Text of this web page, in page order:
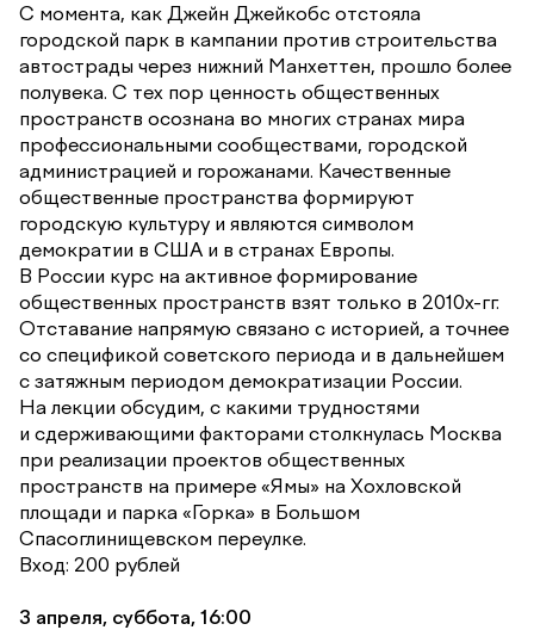
С момента, как Джейн Джейкобс отстояла
городской парк в кампании против строительства
автострады через нижний Манхеттен, прошло более
полувека. С тех пор ценность общественных
пространств осознана во многих странах мира
профессиональными сообществами, городской
администрацией и горожанами. Качественные
общественные пространства формируют
городскую культуру и являются символом
демократии в США и в странах Европы.
В России курс на активное формирование
общественных пространств взят только в 2010х-гг.
Отставание напрямую связано с историей, а точнее
со спецификой советского периода и в дальнейшем
с затяжным периодом демократизации России.
На лекции обсудим, с какими трудностями
и сдерживающими факторами столкнулась Москва
при реализации проектов общественных
пространств на примере «Ямы» на Хохловской
площади и парка «Горка» в Большом
Спасоглинищевском переулке.
Вход: 200 рублей
3 апреля, суббота, 16:00